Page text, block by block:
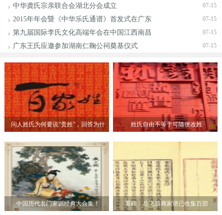
07-15
中华龚氏宗亲联合会湖北分会成立
07-15
2015年年会暨《中华乐氏通谱》首发式在广东
07-15
第九届国际李氏文化高端年会在中国江西南昌
07-15
广东王氏应邀参加湖南仁鞠公祠奠基仪式
问人姓氏为何要说“贵姓”，回答为什 姓氏自由不等于可随便改姓
中国历代名门家训经典大合集！ 重磅：岳飞后裔家谱已收集百部